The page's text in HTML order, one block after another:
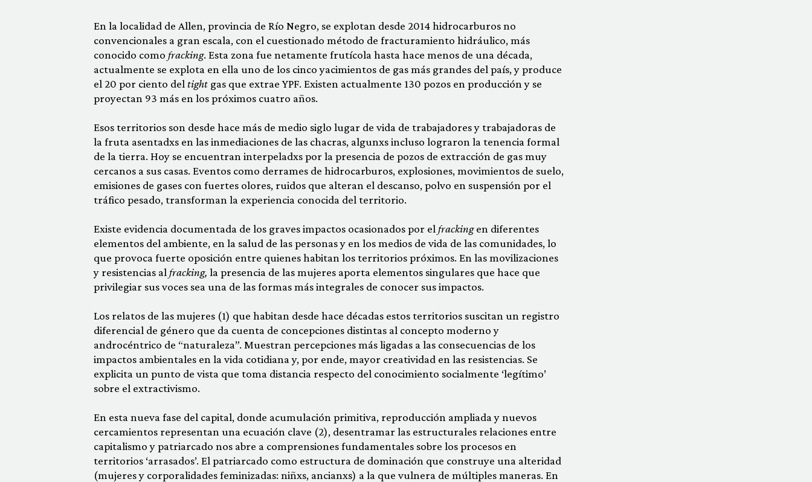
En la localidad de Allen, provincia de Río Negro, se explotan desde 2014 hidrocarburos no
convencionales a gran escala, con el cuestionado método de fracturamiento hidráulico, más
conocido como fracking. Esta zona fue netamente frutícola hasta hace menos de una década,
actualmente se explota en ella uno de los cinco yacimientos de gas más grandes del país, y produce
el 20 por ciento del tightgas que extrae YPF. Existen actualmente 130 pozos en producción y se
proyectan 93 más en los próximos cuatro años.
Esos territorios son desde hace más de medio siglo lugar de vida de trabajadores y trabajadoras de
la fruta asentadxs en las inmediaciones de las chacras, algunxs incluso lograron la tenencia formal
de la tierra. Hoy se encuentran interpeladxs por la presencia de pozos de extracción de gas muy
cercanos a sus casas. Eventos como derrames de hidrocarburos, explosiones, movimientos de suelo,
emisiones de gases con fuertes olores, ruidos que alteran el descanso, polvo en suspensión por el
tráfico pesado, transforman la experiencia conocida del territorio.
Existe evidencia documentada de los graves impactos ocasionados por el frackingen diferentes
elementos del ambiente, en la salud de las personas y en los medios de vida de las comunidades, lo
que provoca fuerte oposición entre quienes habitan los territorios próximos. En las movilizaciones
y resistencias al fracking, la presencia de las mujeres aporta elementos singulares que hace que
privilegiar sus voces sea una de las formas más integrales de conocer sus impactos.
Los relatos de las mujeres (1) que habitan desde hace décadas estos territorios suscitan un registro
diferencial de género que da cuenta de concepciones distintas al concepto moderno y
androcéntrico de “naturaleza”. Muestran percepciones más ligadas a las consecuencias de los
impactos ambientales en la vida cotidiana y, por ende, mayor creatividad en las resistencias. Se
explicita un punto de vista que toma distancia respecto del conocimiento socialmente ‘legítimo’
sobre el extractivismo.
En esta nueva fase del capital, donde acumulación primitiva, reproducción ampliada y nuevos
cercamientos representan una ecuación clave (2), desentramar las estructurales relaciones entre
capitalismo y patriarcado nos abre a comprensiones fundamentales sobre los procesos en
territorios ‘arrasados’. El patriarcado como estructura de dominación que construye una alteridad
(mujeres y corporalidades feminizadas: niñxs, ancianxs) a la que vulnera de múltiples maneras. En